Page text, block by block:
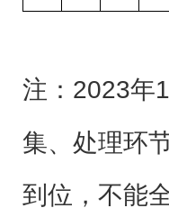
注： 2023年
集、处理环
到位，不能